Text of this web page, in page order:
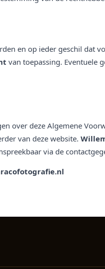
en op ieder geschil dat
van toepassing. Eventuele
over deze Algemene
van deze website.
via de